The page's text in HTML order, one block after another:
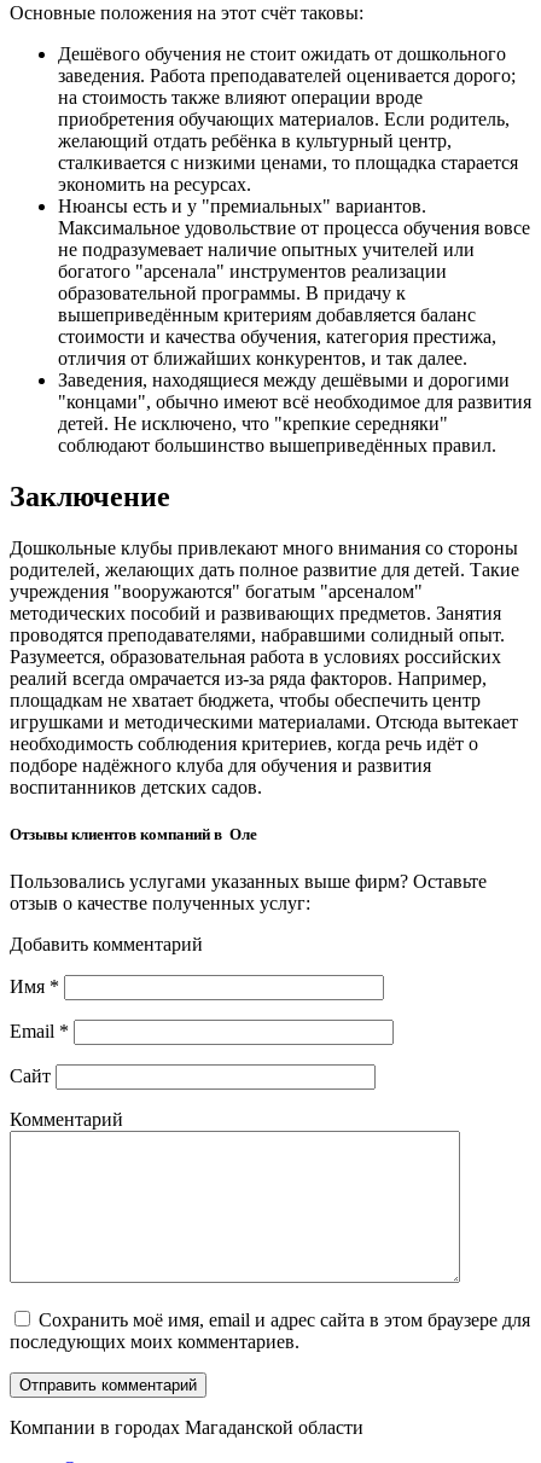
Основные положения на этот счёт таковы:
Дешёвого обучения не стоит ожидать от дошкольного
заведения. Работа преподавателей оценивается дорого;
на стоимость также влияют операции вроде
приобретения обучающих материалов. Если родитель,
желающий отдать ребёнка в культурный центр,
сталкивается с низкими ценами, то площадка старается
экономить на ресурсах.
Нюансы есть и у "премиальных" вариантов.
Максимальное удовольствие от процесса обучения вовсе
не подразумевает наличие опытных учителей или
богатого "арсенала" инструментов реализации
образовательной программы. В придачу к
вышеприведённым критериям добавляется баланс
стоимости и качества обучения, категория престижа,
отличия от ближайших конкурентов, и так далее.
Заведения, находящиеся между дешёвыми и дорогими
"концами", обычно имеют всё необходимое для развития
детей. Не исключено, что "крепкие середняки"
соблюдают большинство вышеприведённых правил.
Заключение
Дошкольные клубы привлекают много внимания со стороны
родителей, желающих дать полное развитие для детей. Такие
учреждения "вооружаются" богатым "арсеналом"
методических пособий и развивающих предметов. Занятия
проводятся преподавателями, набравшими солидный опыт.
Разумеется, образовательная работа в условиях российских
реалий всегда омрачается из-за ряда факторов. Например,
площадкам не хватает бюджета, чтобы обеспечить центр
игрушками и методическими материалами. Отсюда вытекает
необходимость соблюдения критериев, когда речь идёт о
подборе надёжного клуба для обучения и развития
воспитанников детских садов.
Отзывы клиентов компаний в Оле
Пользовались услугами указанных выше фирм? Оставьте
отзыв о качестве полученных услуг:
Добавить комментарий
Имя *
Email *
Сайт
Комментарий
Сохранить моё имя, email и адрес сайта в этом браузере для
последующих моих комментариев.
Компании в городах Магаданской области